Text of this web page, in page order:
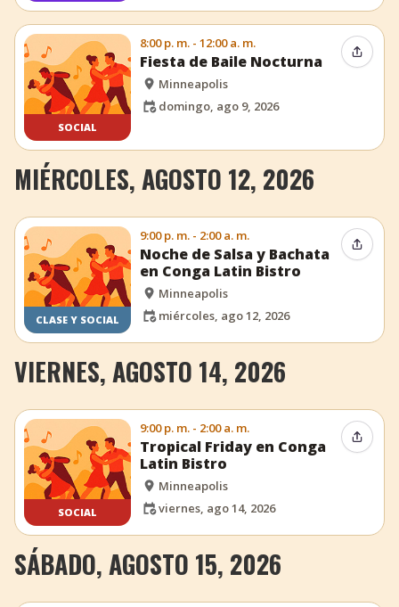
SOCIAL
8:00 p. m. - 12:00 a. m.
Fiesta de Baile Nocturna
Minneapolis
domingo, ago 9, 2026
MIÉRCOLES, AGOSTO 12, 2026
CLASE Y SOCIAL
9:00 p. m. - 2:00 a. m.
Noche de Salsa y Bachata
en Conga Latin Bistro
Minneapolis
miércoles, ago 12, 2026
VIERNES, AGOSTO 14, 2026
SOCIAL
9:00 p. m. - 2:00 a. m.
Tropical Friday en Conga
Latin Bistro
Minneapolis
viernes, ago 14, 2026
SÁBADO, AGOSTO 15, 2026